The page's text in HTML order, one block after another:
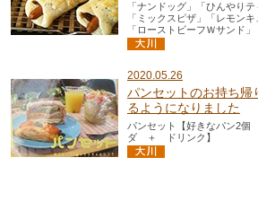
「ナンドッグ」「ひんやりテ
「ミックスピザ」「レモンキ
「ローストビーフＷサンド」
2020.05.26
パンセットのお持ち帰
るようになりました
パンセット【好きなパン2
ダ ＋ ドリンク】